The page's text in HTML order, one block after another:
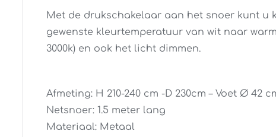
Met de drukschakelaar aan het snoer kunt u
gewenste kleurtemperatuur van wit naar warm
3000k) en ook het licht dimmen.
Afmeting: H 210-240 cm -D 230cm – Voet Ø 42
Netsnoer: 1.5 meter lang
Materiaal: Metaal